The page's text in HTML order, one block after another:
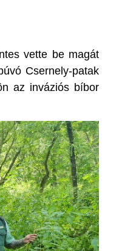
vette be magát
Csernely-patak
az inváziós bíbor